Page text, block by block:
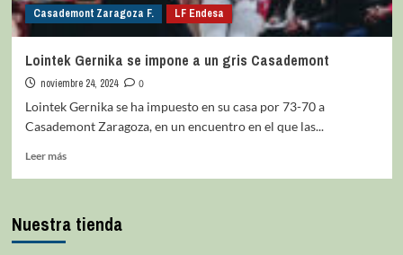
Casademont Zaragoza F. LF Endesa
Lointek Gernika se impone a un gris Casademont
noviembre 24, 2024
0
Lointek Gernika se ha impuesto en su casa por 73-70 a
Casademont Zaragoza, en un encuentro en el que las...
Leer más
Nuestra tienda